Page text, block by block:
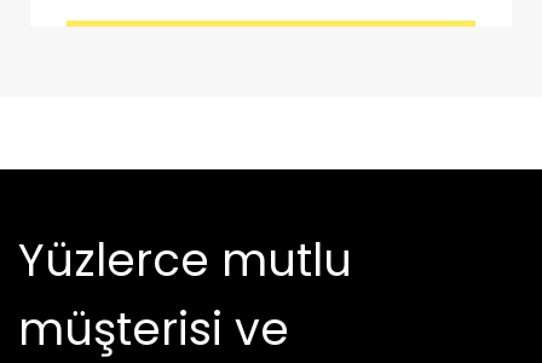
Yüzlerce mutlu
müşterisi ve